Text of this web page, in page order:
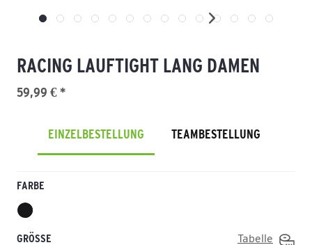
RACING LAUFTIGHT LANG DAMEN
59,99 € *
EINZELBESTELLUNG TEAMBESTELLUNG
FARBE
GRÖSSE Tabelle